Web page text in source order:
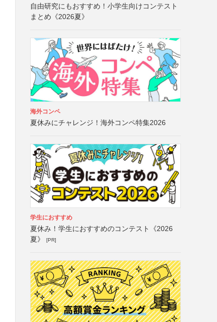
自由研究にもおすすめ！小学生向けコンテスト
まとめ《2026夏》
海外コンペ
夏休みにチャレンジ！海外コンペ特集2026
学生におすすめ
夏休み！学生におすすめのコンテスト《2026
夏》
[PR]